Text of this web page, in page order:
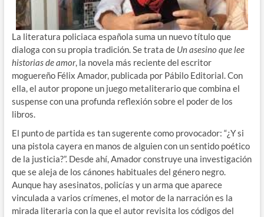
La literatura policiaca española suma un nuevo título que
dialoga con su propia tradición. Se trata de Un asesino que lee
historias de amor, la novela más reciente del escritor
moguereño Félix Amador, publicada por Pábilo Editorial. Con
ella, el autor propone un juego metaliterario que combina el
suspense con una profunda reflexión sobre el poder de los
libros.
El punto de partida es tan sugerente como provocador: “¿Y si
una pistola cayera en manos de alguien con un sentido poético
de la justicia?”. Desde ahí, Amador construye una investigación
que se aleja de los cánones habituales del género negro.
Aunque hay asesinatos, policías y un arma que aparece
vinculada a varios crímenes, el motor de la narración es la
mirada literaria con la que el autor revisita los códigos del